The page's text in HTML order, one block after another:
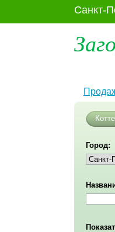
Санкт-
Город: